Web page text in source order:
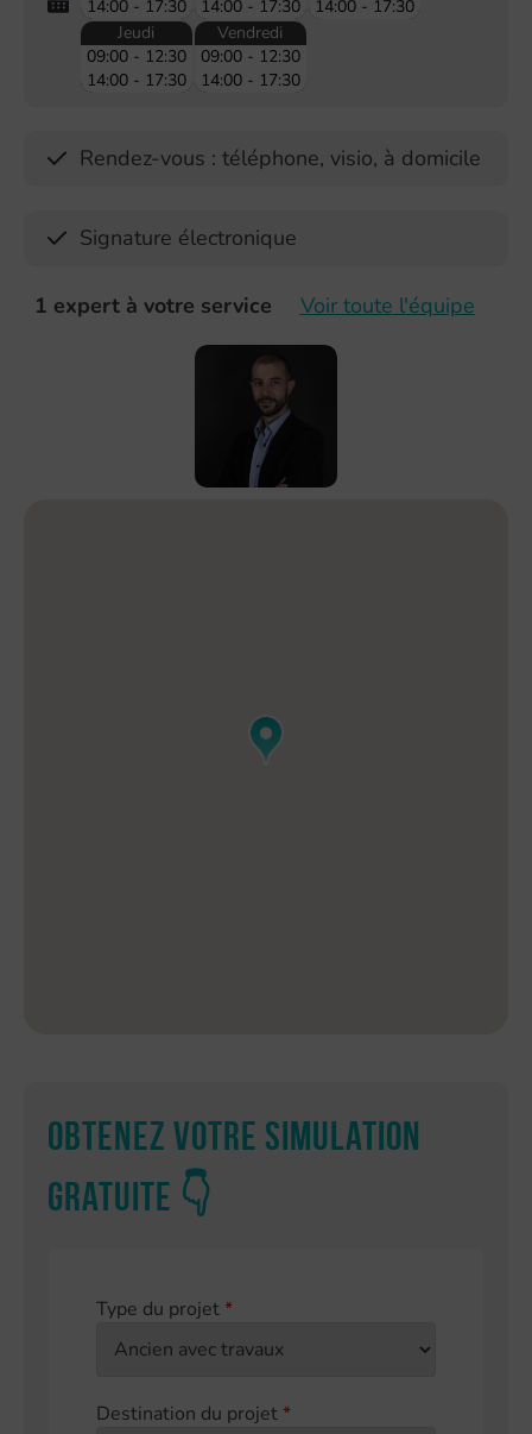
14:00 - 17:30
14:00 - 17:30
14:00 - 17:30
Jeudi
09:00 - 12:30
14:00 - 17:30
Vendredi
09:00 - 12:30
14:00 - 17:30
Rendez-vous : téléphone, visio, à domicile
Signature électronique
1 expert à votre service Voir toute l'équipe
Obtenez votre simulation
gratuite 👇
Type du projet*
Destination du projet*